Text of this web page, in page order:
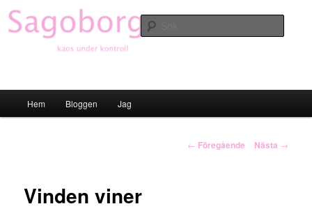
Hoppa
till
primärt
Hem Bloggen Jag
Inläggsnavigering
← Föregående Nästa →
Vinden viner